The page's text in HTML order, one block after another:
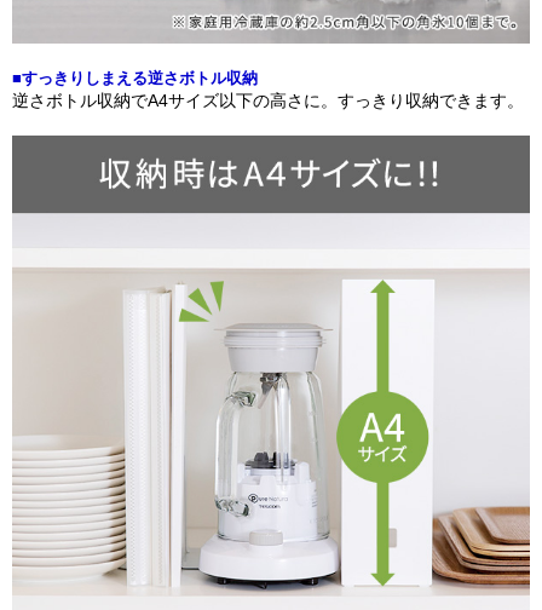
■すっきりしまえる逆さボトル収納
逆さボトル収納でA4サイズ以下の高さに。すっきり収納できます。